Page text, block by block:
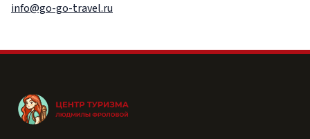
info@go-go-travel.ru